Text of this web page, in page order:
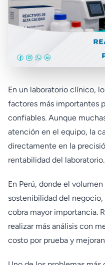
En un laboratorio clínico,
factores más importantes
confiables. Aunque
atención en el equipo, la
directamente en la
rentabilidad del laboratorio.
En Perú, donde el
sostenibilidad del
cobra mayor importancia.
realizar más análisis con
costo por prueba y